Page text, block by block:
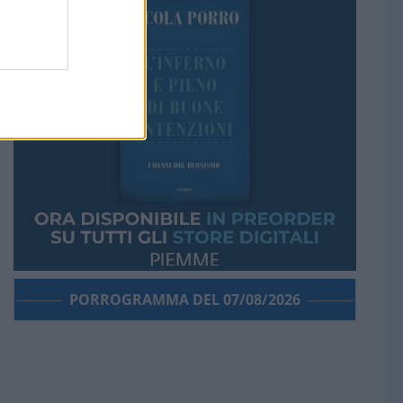
PORROGRAMMA DEL 07/08/2026